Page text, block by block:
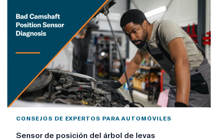
CONSEJOS DE EXPERTOS PARA AUTOMÓVILES
Sensor de posición del árbol de levas